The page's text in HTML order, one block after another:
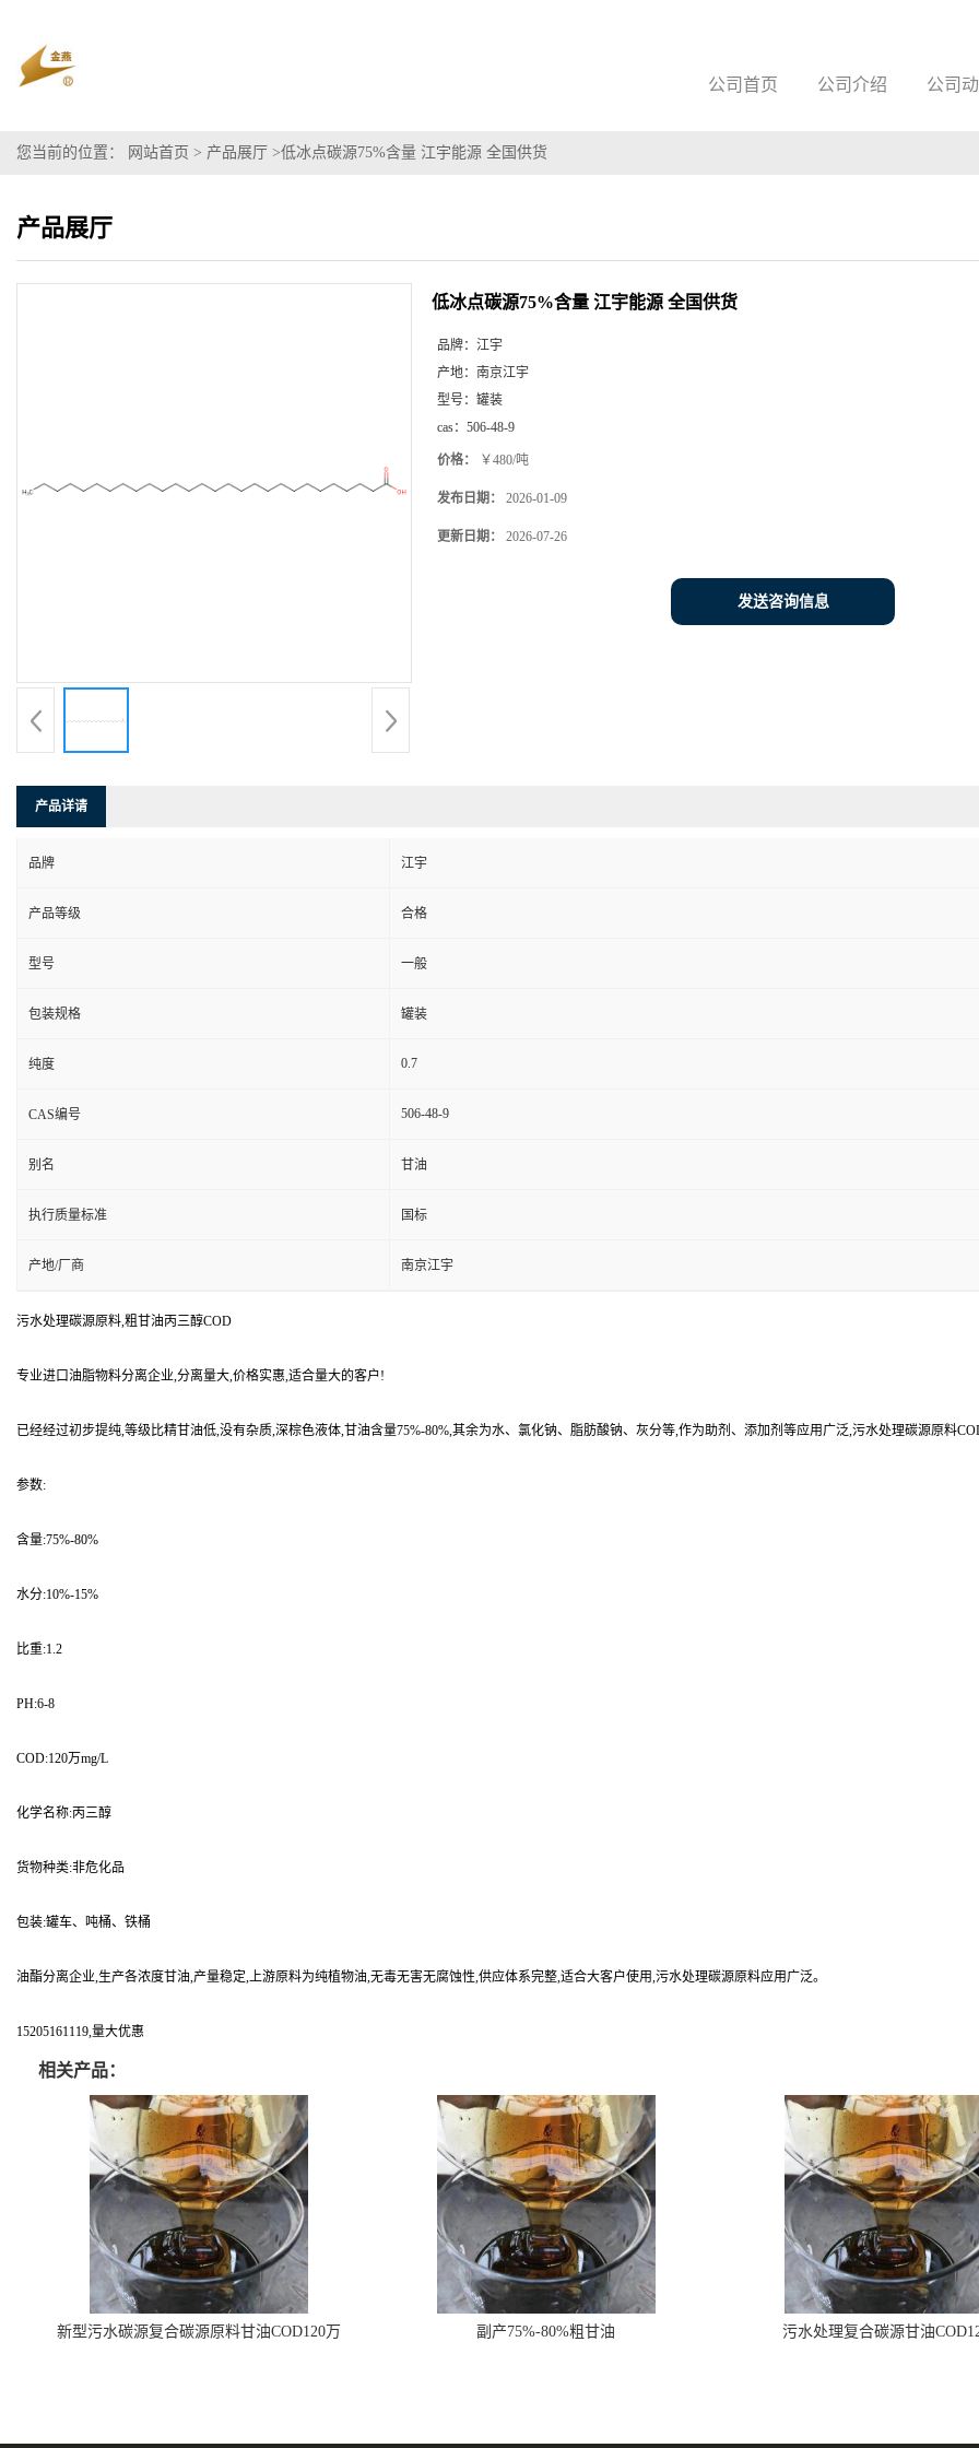
公司首页 公司介绍 公司
您当前的位置： 网站首页 > 产品展厅 >低冰点碳源75%含量 江宇能源 全国供货
产品展厅
低冰点碳源75%含量 江宇能源 全国供货
品牌： 江宇
产地： 南京江宇
型号： 罐装
cas： 506-48-9
价格： ￥480/吨
发布日期： 2026-01-09
更新日期： 2026-07-26
发送咨询信息
产品详请
品牌 江宇
产品等级 合格
型号 一般
包装规格 罐装
纯度 0.7
CAS编号 506-48-9
别名 甘油
执行质量标准 国标
产地/厂商 南京江宇
污水处理碳源原料,粗甘油丙三醇COD
专业进口油脂物料分离企业,分离量大,价格实惠,适合量大的客户!
已经经过初步提纯,等级比精甘油低,没有杂质,深棕色液体,甘油含量75%-80%,其余为水、氯化钠、脂肪酸钠、灰分等,作为助剂、添加剂等应用广泛,污水处理碳源原料
参数:
含量:75%-80%
水分:10%-15%
比重:1.2
PH:6-8
COD:120万mg/L
化学名称:丙三醇
货物种类:非危化品
包装:罐车、吨桶、铁桶
油酯分离企业,生产各浓度甘油,产量稳定,上游原料为纯植物油,无毒无害无腐蚀性,供应体系完整,适合大客户使用,污水处理碳源原料应用广泛。
15205161119,量大优惠
相关产品：
新型污水碳源复合碳源原料甘油COD120万 副产75%-80%粗甘油 污水处理复合碳源甘油